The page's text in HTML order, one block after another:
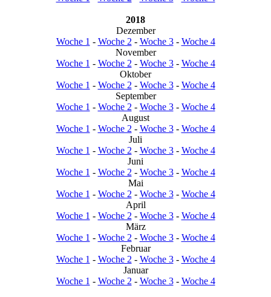
2018
Dezember
Woche 1 - Woche 2 - Woche 3- Woche 4
November
Woche 1 - Woche 2 - Woche 3- Woche 4
Oktober
Woche 1 - Woche 2 - Woche 3- Woche 4
September
Woche 1 - Woche 2 - Woche 3- Woche 4
August
Woche 1 - Woche 2 - Woche 3- Woche 4
Juli
Woche 1 - Woche 2 - Woche 3- Woche 4
Juni
Woche 1 - Woche 2 - Woche 3- Woche 4
Mai
Woche 1 - Woche 2 - Woche 3- Woche 4
April
Woche 1 - Woche 2 - Woche 3- Woche 4
März
Woche 1 - Woche 2 - Woche 3- Woche 4
Februar
Woche 1 - Woche 2 - Woche 3- Woche 4
Januar
Woche 1 - Woche 2 - Woche 3- Woche 4